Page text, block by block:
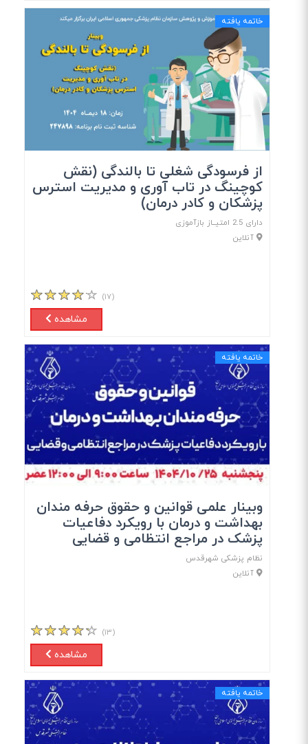
خاتمه یافته
از فرسودگی شغلی تا بالندگی (نقش
کوچینگ در تاب آوری و مدیریت استرس
پزشکان و کادر درمان)
دارای 2.5 امتیــاز بازآموزی
آنلاین
(۱۷)
مشاهده
خاتمه یافته
وبینار علمی قوانین و حقوق حرفه مندان
بهداشت و درمان با رویکرد دفاعیات
پزشک در مراجع انتظامی و قضایی
نظام پزشکی شهرقدس
آنلاین
(۱۳)
مشاهده
خاتمه یافته